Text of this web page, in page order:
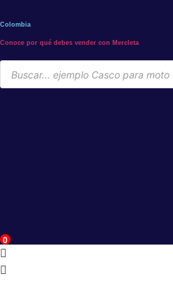
Colombia
Conoce por qué debes vender con Mercleta
Búsqueda
de
productos
0